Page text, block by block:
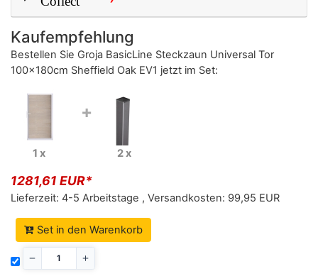
Kaufempfehlung
Bestellen Sie Groja BasicLine Steckzaun Universal Tor
100x180cm Sheffield Oak EV1 jetzt im Set:
+
1 x 2 x
1281,61 EUR*
Lieferzeit: 4-5 Arbeitstage , Versandkosten: 99,95 EUR
Set in den Warenkorb